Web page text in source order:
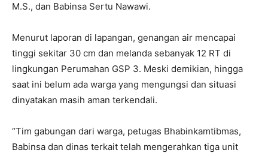
M.S., dan Babinsa Sertu Nawawi.
Menurut laporan di lapangan, genangan air mencapai
tinggi sekitar 30 cm dan melanda sebanyak 12 RT di
lingkungan Perumahan GSP 3. Meski demikian, hingga
saat ini belum ada warga yang mengungsi dan situasi
dinyatakan masih aman terkendali.
“Tim gabungan dari warga, petugas Bhabinkamtibmas,
Babinsa dan dinas terkait telah mengerahkan tiga unit